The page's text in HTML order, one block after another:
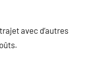
avec d’autres